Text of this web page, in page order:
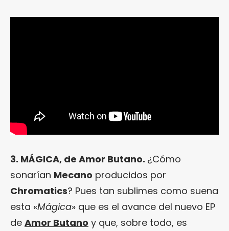
3. MÁGICA, de Amor Butano. ¿Cómo
sonarían Mecano producidos por
Chromatics? Pues tan sublimes como suena
esta «Mágica» que es el avance del nuevo EP
de Amor Butano y que, sobre todo, es